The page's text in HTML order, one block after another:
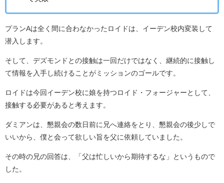
プランAは全く間に合わなかったロイドは、イーデン校内変装して
潜入します。
そして、デズモンドとの接触は一回だけではなく、継続的に接触し
て情報を入手し続けることがミッションのゴールです。
ロイドは今回イーデン校に娘を持つロイド・フォージャーとして、
接触する必要があると考えます。
ダミアンは、懇親会の数日前に兄へ連絡をとり、懇親会の後少しで
いいから、僕と会って欲しい旨を父に依頼していました。
その時の兄の回答は、「父は忙しいから期待するな」というもので
した。